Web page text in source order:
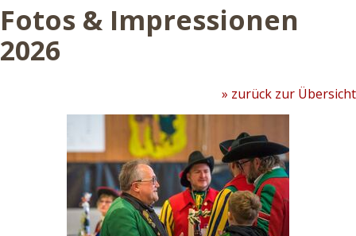
Fotos & Impressionen
2026
» zurück zur Übersicht